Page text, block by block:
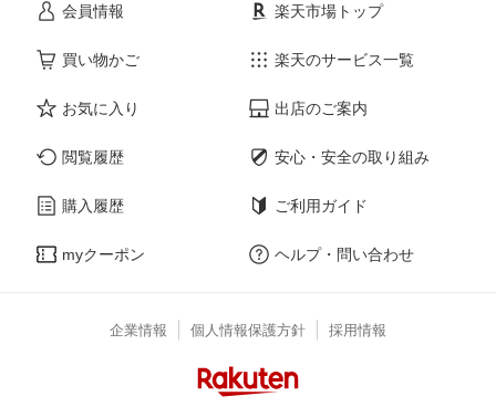
会員情報
買い物かご
お気に入り
閲覧履歴
購入履歴
myクーポン
楽天市場トップ
楽天のサービス一覧
出店のご案内
安心・安全の取り組み
ご利用ガイド
ヘルプ・問い合わせ
企業情報 個人情報保護方針 採用情報